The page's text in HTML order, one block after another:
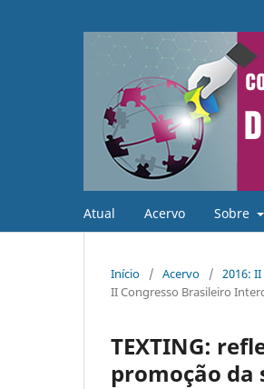
Atual Acervo Sobre
Início / Acervo / 2016:
II Congresso Brasileiro
TEXTING:
promoção da